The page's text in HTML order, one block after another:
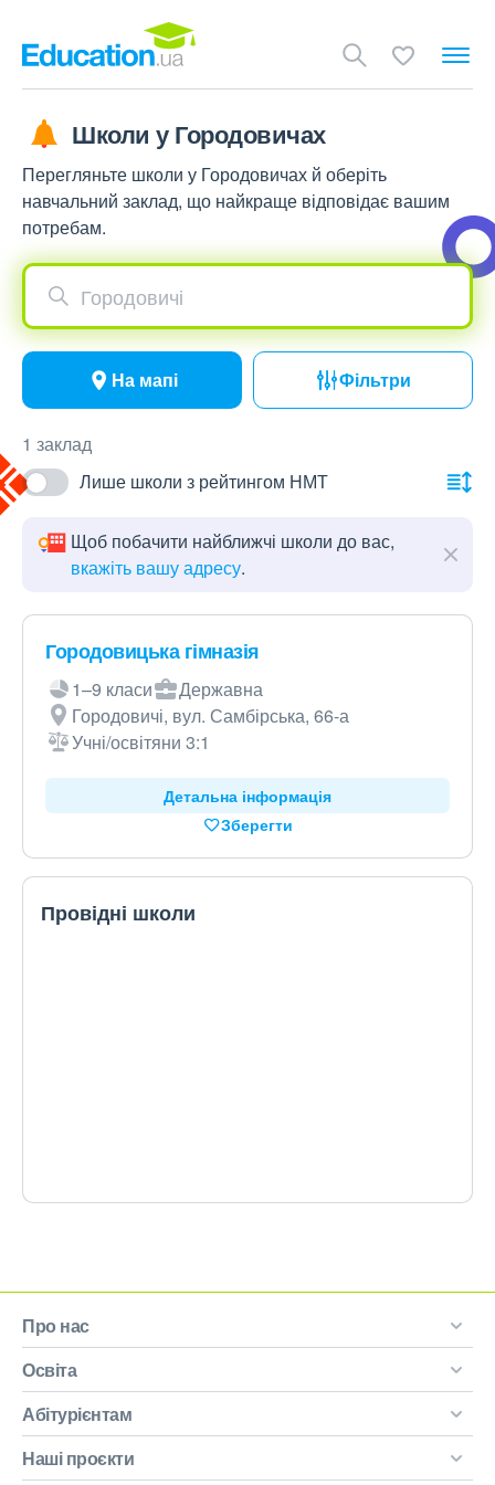
Школи у Городовичах
Перегляньте школи у Городовичах й оберіть
навчальний заклад, що найкраще відповідає вашим
потребам.
Городовичі
На мапі Фільтри
1 заклад
Лише школи з рейтингом НМТ
Щоб побачити найближчі школи до вас,
вкажіть вашу адресу.
Городовицька гімназія
1–9 класи
Державна
Городовичі, вул. Самбірська, 66-а
Учні/освітяни 3:1
Детальна інформація
Зберегти
Провідні школи
Про нас
Освіта
Абітурієнтам
Наші проєкти